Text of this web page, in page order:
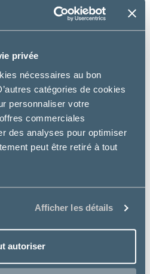
privée
nécessaires au bon
catégories de cookies
personnaliser votre
commerciales
des analyses pour optimiser
peut être retiré à tout
Afficher les détails
autoriser
sont les chats en
de ses griffes pour
défendre !
griffes
adapté.Ne vous servez
des griffes et à leur
de les briser.